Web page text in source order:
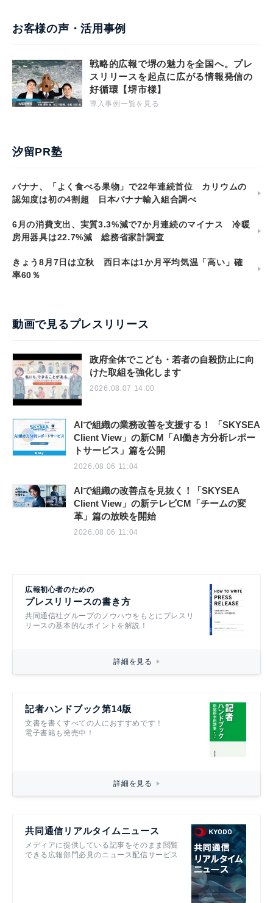
お客様の声・活用事例
戦略的広報で堺の魅力を全国へ。プレ
スリリースを起点に広がる情報発信の
好循環【堺市様】
導入事例一覧を見る
汐留PR塾
バナナ、「よく食べる果物」で22年連続首位 カリウムの
認知度は初の4割超 日本バナナ輸入組合調べ
6月の消費支出、実質3.3%減で7か月連続のマイナス 冷暖
房用器具は22.7%減 総務省家計調査
きょう8月7日は立秋 西日本は1か月平均気温「高い」確
率60％
動画で見るプレスリリース
政府全体でこども・若者の自殺防止に向
けた取組を強化します
2026.08.07 14:00
AIで組織の業務改善を支援する！ 「SKYSEA
Client View」の新CM「AI働き方分析レポー
トサービス」篇を公開
2026.08.06 11:04
AIで組織の改善点を見抜く！「SKYSEA
Client View」の新テレビCM「チームの変
革」篇の放映を開始
2026.08.06 11:04
広報初心者のための
プレスリリースの書き方
共同通信社グループのノウハウをもとにプレスリ
リースの基本的なポイントを解説！
詳細を見る
記者ハンドブック第14版
文書を書くすべての人におすすめです！
電子書籍も発売中！
詳細を見る
共同通信リアルタイムニュース
メディアに提供している記事をそのまま閲覧
できる広報部門必見のニュース配信サービス